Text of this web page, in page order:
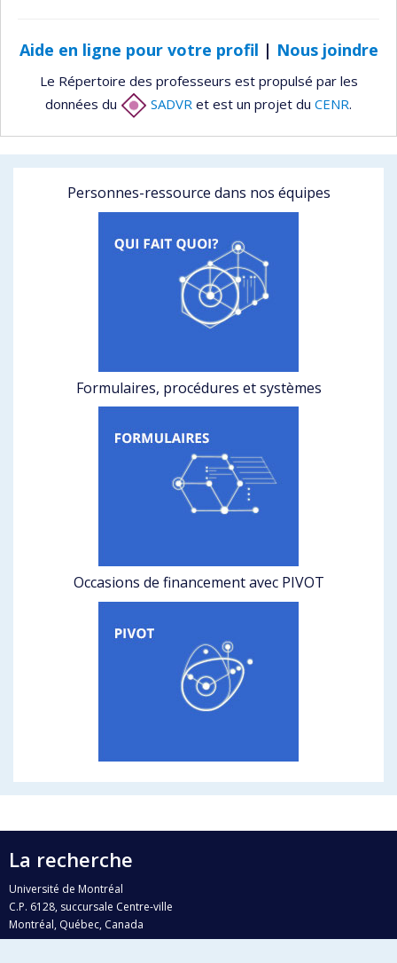
Aide en ligne pour votre profil | Nous joindre
Le Répertoire des professeurs est propulsé par les
données du
SADVR et est un projet du CENR.
Personnes-ressource dans nos équipes
Formulaires, procédures et systèmes
Occasions de financement avec PIVOT
La recherche
Université de Montréal
C.P. 6128, succursale Centre-ville
Montréal, Québec, Canada
H3C 3J7